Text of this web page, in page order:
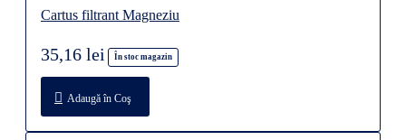
Cartus filtrant Magneziu
În stoc magazin
35,16 lei
Adaugă în Coş